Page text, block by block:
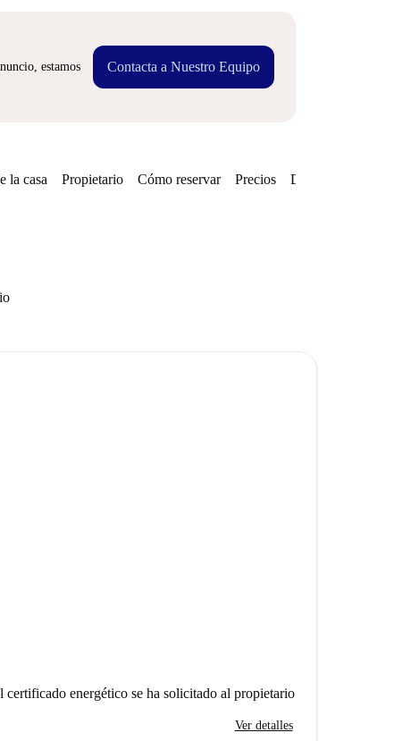
estamos
Contacta a Nuestro Equipo
la casa Propietario Cómo reservar Precios Disponibilidades
certificado energético se ha solicitado al propietario
Ver detalles